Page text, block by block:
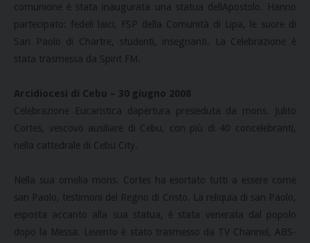
comunione è stata inaugurata una statua dellApostolo. Hanno
partecipato: fedeli laici, FSP della Comunità di Lipa, le suore di
San Paolo di Chartre, studenti, insegnanti. La Celebrazione è
stata trasmessa da Spirit FM.
Arcidiocesi di Cebu – 30 giugno 2008
Celebrazione Eucaristica dapertura presieduta da mons. Julito
Cortes, vescovo ausiliare di Cebu, con più di 40 concelebranti,
nella cattedrale di Cebu City.
Nella sua omelia mons. Cortes ha esortato tutti a essere come
san Paolo, testimoni del Regno di Cristo. La reliquia di san Paolo,
esposta accanto alla sua statua, è stata venerata dal popolo
dopo la Messa. Levento è stato trasmesso da TV Channel, ABS-